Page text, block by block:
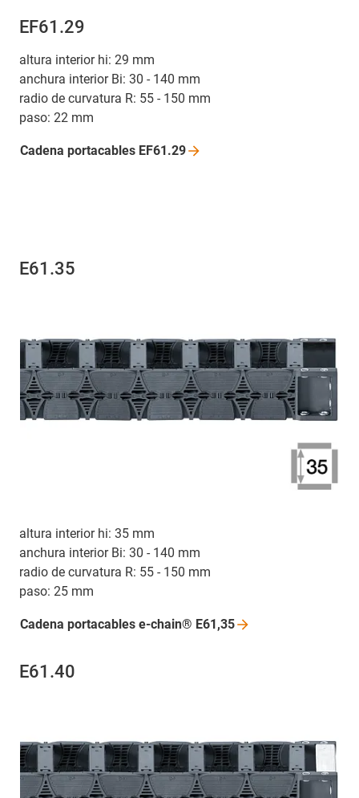
EF61.29
altura interior hi: 29 mm
anchura interior Bi: 30 - 140 mm
radio de curvatura R: 55 - 150 mm
paso: 22 mm
Cadena portacables EF61.29
E61.35
altura interior hi: 35 mm
anchura interior Bi: 30 - 140 mm
radio de curvatura R: 55 - 150 mm
paso: 25 mm
Cadena portacables e-chain® E61,35
E61.40